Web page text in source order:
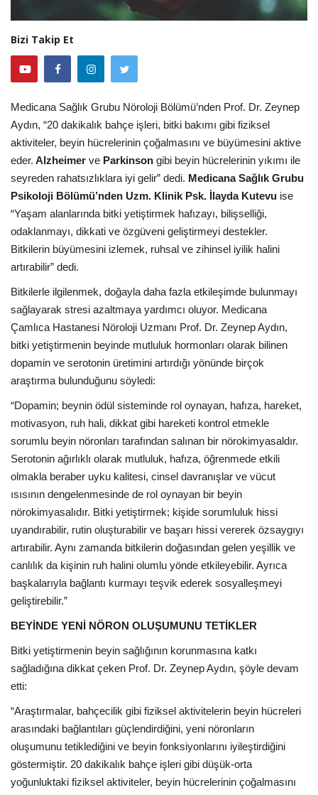
Bizi Takip Et
Medicana Sağlık Grubu Nöroloji Bölümü’nden Prof. Dr. Zeynep
Aydın, “20 dakikalık bahçe işleri, bitki bakımı gibi fiziksel
aktiviteler, beyin hücrelerinin çoğalmasını ve büyümesini aktive
eder. Alzheimer ve Parkinson gibi beyin hücrelerinin yıkımı ile
seyreden rahatsızlıklara iyi gelir” dedi. Medicana Sağlık Grubu
Psikoloji Bölümü’nden Uzm. Klinik Psk. İlayda Kutevu ise
“Yaşam alanlarında bitki yetiştirmek hafızayı, bilişselliği,
odaklanmayı, dikkati ve özgüveni geliştirmeyi destekler.
Bitkilerin büyümesini izlemek, ruhsal ve zihinsel iyilik halini
artırabilir” dedi.
Bitkilerle ilgilenmek, doğayla daha fazla etkileşimde bulunmayı
sağlayarak stresi azaltmaya yardımcı oluyor. Medicana
Çamlıca Hastanesi Nöroloji Uzmanı Prof. Dr. Zeynep Aydın,
bitki yetiştirmenin beyinde mutluluk hormonları olarak bilinen
dopamin ve serotonin üretimini artırdığı yönünde birçok
araştırma bulunduğunu söyledi:
“Dopamin; beynin ödül sisteminde rol oynayan, hafıza, hareket,
motivasyon, ruh hali, dikkat gibi hareketi kontrol etmekle
sorumlu beyin nöronları tarafından salınan bir nörokimyasaldır.
Serotonin ağırlıklı olarak mutluluk, hafıza, öğrenmede etkili
olmakla beraber uyku kalitesi, cinsel davranışlar ve vücut
ısısının dengelenmesinde de rol oynayan bir beyin
nörokimyasalıdır. Bitki yetiştirmek; kişide sorumluluk hissi
uyandırabilir, rutin oluşturabilir ve başarı hissi vererek özsaygıyı
artırabilir. Aynı zamanda bitkilerin doğasından gelen yeşillik ve
canlılık da kişinin ruh halini olumlu yönde etkileyebilir. Ayrıca
başkalarıyla bağlantı kurmayı teşvik ederek sosyalleşmeyi
geliştirebilir.”
BEYİNDE YENİ NÖRON OLUŞUMUNU TETİKLER
Bitki yetiştirmenin beyin sağlığının korunmasına katkı
sağladığına dikkat çeken Prof. Dr. Zeynep Aydın, şöyle devam
etti:
“Araştırmalar, bahçecilik gibi fiziksel aktivitelerin beyin hücreleri
arasındaki bağlantıları güçlendirdiğini, yeni nöronların
oluşumunu tetiklediğini ve beyin fonksiyonlarını iyileştirdiğini
göstermiştir. 20 dakikalık bahçe işleri gibi düşük-orta
yoğunluktaki fiziksel aktiviteler, beyin hücrelerinin çoğalmasını